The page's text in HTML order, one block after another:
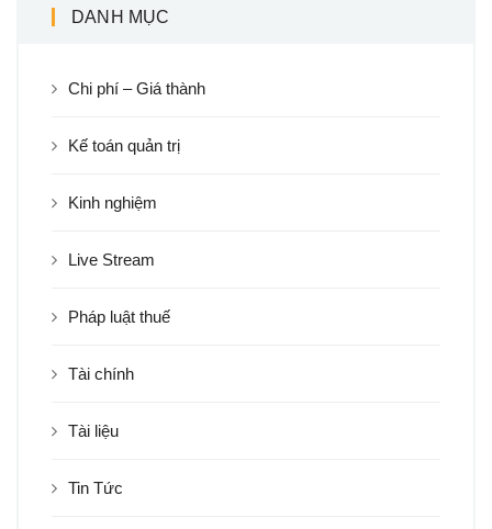
DANH MỤC
Chi phí – Giá thành
Kế toán quản trị
Kinh nghiệm
Live Stream
Pháp luật thuế
Tài chính
Tài liệu
Tin Tức